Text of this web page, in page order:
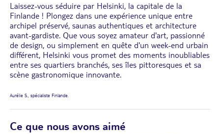
Laissez-vous séduire par Helsinki, la capitale de la
Finlande ! Plongez dans une expérience unique entre
archipel préservé, saunas authentiques et architecture
avant-gardiste. Que vous soyez amateur d'art, passionné
de design, ou simplement en quête d'un week-end urbain
différent, Helsinki vous promet des moments inoubliables
entre ses quartiers branchés, ses îles pittoresques et sa
scène gastronomique innovante.
Aurélie S., spécialiste Finlande.
Ce que nous avons aimé